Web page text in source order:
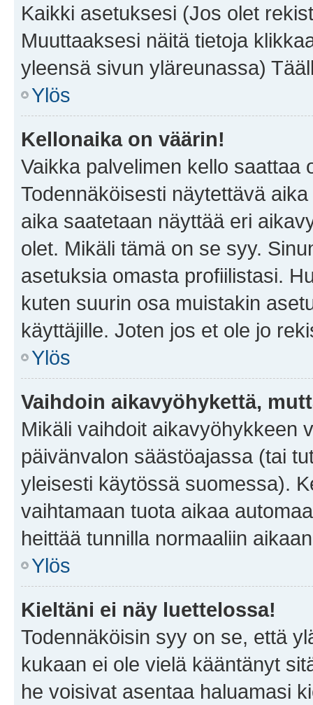
Kaikki asetuksesi (Jos olet
Muuttaaksesi näitä tietoja
yleensä sivun yläreunassa)
Ylös
Kellonaika on väärin!
Vaikka palvelimen kello saattaa
Todennäköisesti näytettävä
aika saatetaan näyttää eri
olet. Mikäli tämä on se syy.
asetuksia omasta profiilistasi.
kuten suurin osa muistakin
käyttäjille. Joten jos et ole jo
Ylös
Vaihdoin aikavyöhykettä,
Mikäli vaihdoit aikavyöhykkeen
päivänvalon säästöajassa (tai
yleisesti käytössä suomessa).
vaihtamaan tuota aikaa
heittää tunnilla normaaliin
Ylös
Kieltäni ei näy luettelossa!
Todennäköisin syy on se, että
kukaan ei ole vielä kääntänyt
he voisivat asentaa haluamasi